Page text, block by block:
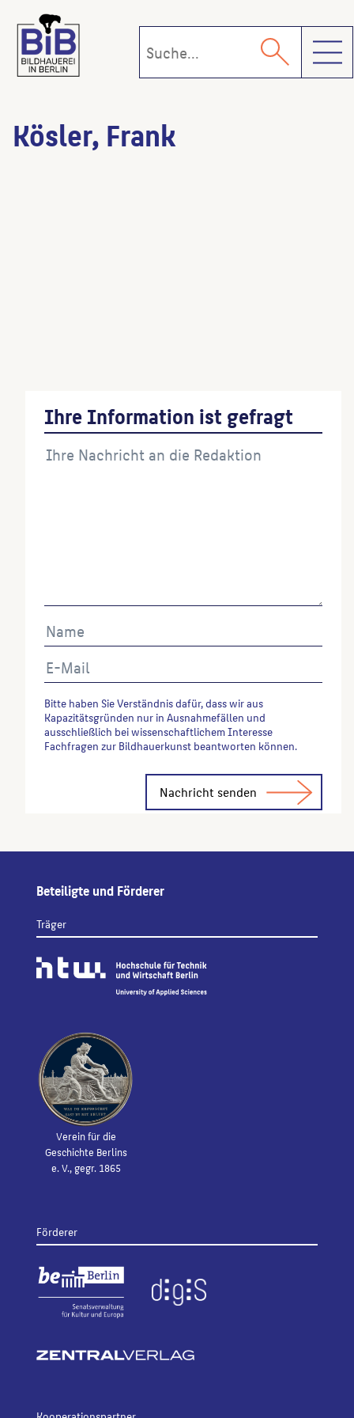
Kösler, Frank
Ihre Information ist gefragt
Bitte haben Sie Verständnis dafür, dass wir aus
Kapazitätsgründen nur in Ausnahmefällen und
ausschließlich bei wissenschaftlichem Interesse
Fachfragen zur Bildhauerkunst beantworten können.
Beteiligte und Förderer
Träger
Verein für die
Geschichte Berlins
e. V., gegr. 1865
Förderer